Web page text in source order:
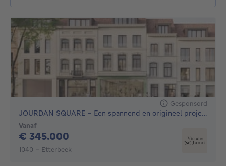
Gesponsord
JOURDAN SQUARE - Een spannend en origineel project, 30 versc
Vanaf
€ 345.000
1040 - Etterbeek